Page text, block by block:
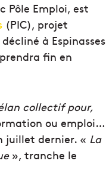
Pôle Emploi, est
(PIC), projet
à Espinasses
fin en
collectif pour,
ou emploi…
juillet dernier. « La
», tranche le